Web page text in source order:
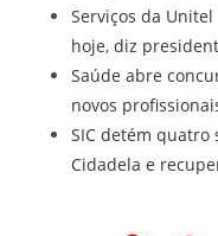
Serviços da
hoje, diz
Saúde abre
novos
SIC detém quatro
Cidadela e